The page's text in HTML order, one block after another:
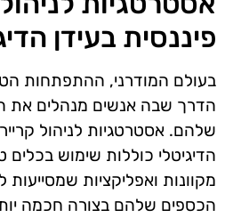
פיננסית בעידן
בעולם המודרני, ההתפתחות
הדרך שבה אנשים מנהלים את
שלהם. אסטרטגיות לניהול
הדיגיטלי כוללות שימוש בכלים
מקוונות ואפליקציות
הכספים שלהם בצורה חכמה